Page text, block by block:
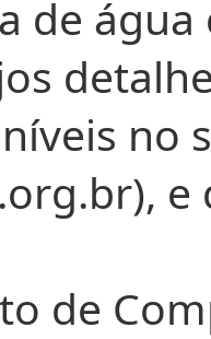
de água
no
e
de